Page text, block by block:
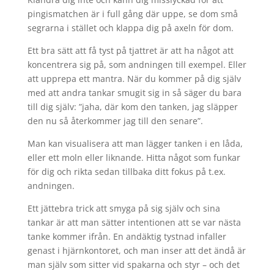
pingismatchen är i full gång där uppe, se dom små
segrarna i stället och klappa dig på axeln för dom.
Ett bra sätt att få tyst på tjattret är att ha något att
koncentrera sig på, som andningen till exempel. Eller
att upprepa ett mantra. När du kommer på dig själv
med att andra tankar smugit sig in så säger du bara
till dig själv: ”jaha, där kom den tanken, jag släpper
den nu så återkommer jag till den senare”.
Man kan visualisera att man lägger tanken i en låda,
eller ett moln eller liknande. Hitta något som funkar
för dig och rikta sedan tillbaka ditt fokus på t.ex.
andningen.
Ett jättebra trick att smyga på sig själv och sina
tankar är att man sätter intentionen att se var nästa
tanke kommer ifrån. En andäktig tystnad infaller
genast i hjärnkontoret, och man inser att det ändå är
man själv som sitter vid spakarna och styr – och det